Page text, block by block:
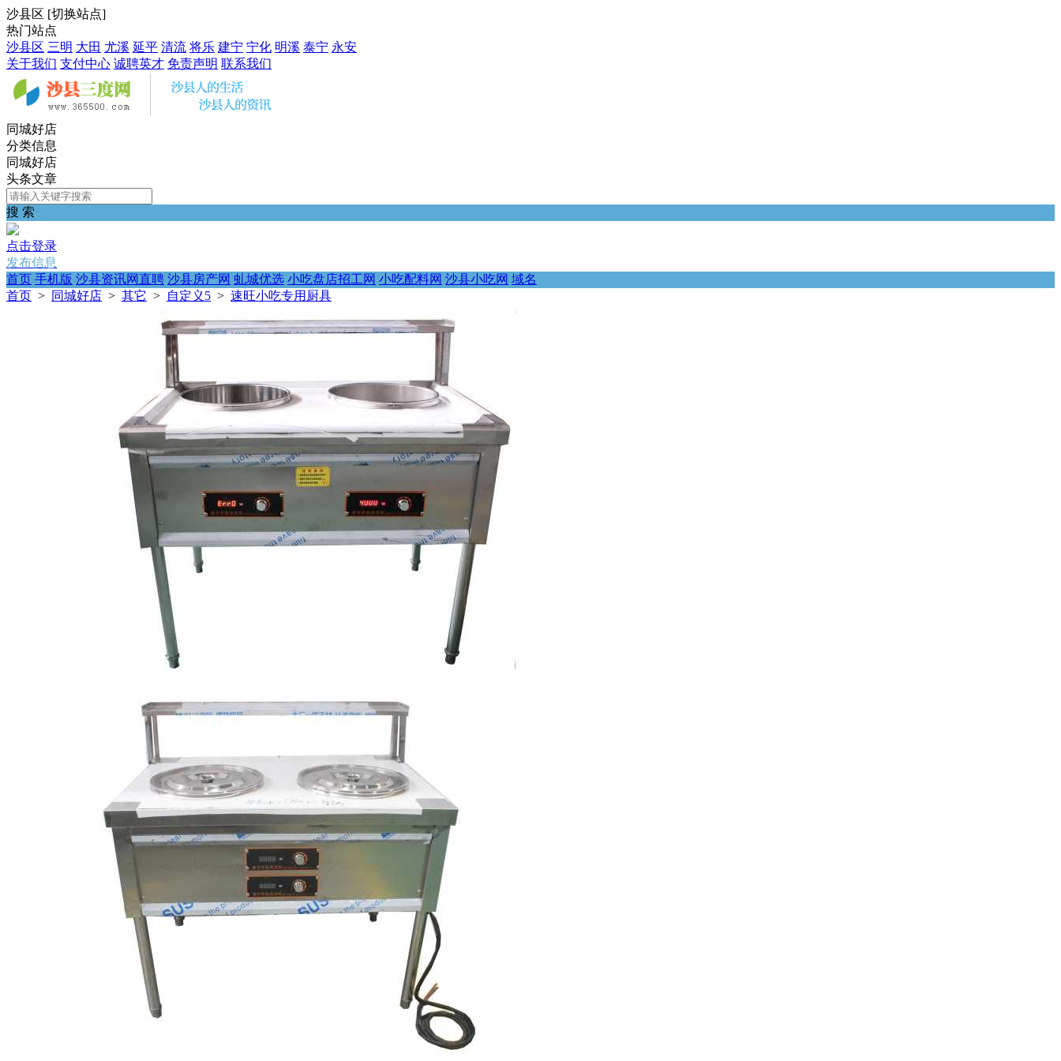
沙县区 [切换站点]
热门站点
沙县区 三明 大田 尤溪 延平 清流 将乐 建宁 宁化 明溪 泰宁 永安
关于我们 支付中心 诚聘英才 免责声明 联系我们
同城好店
分类信息
同城好店
头条文章
搜 索
点击登录
发布信息
首页 手机版 沙县资讯网直聘 沙县房产网 虬城优选 小吃盘店招工网 小吃配料网 沙县小吃网 域名
首页 > 同城好店 > 其它 > 自定义5 > 速旺小吃专用厨具